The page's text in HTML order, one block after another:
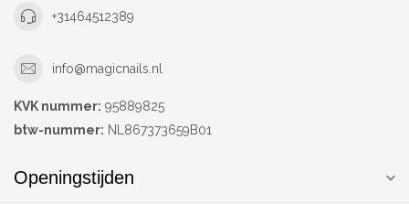
+31464512389
info@magicnails.nl
KVK nummer: 95889825
btw-nummer: NL867373659B01
Openingstijden